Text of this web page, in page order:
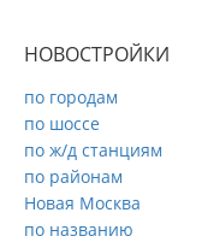
НОВОСТРОЙКИ
по городам
по шоссе
по ж/д станциям
по районам
Новая Москва
по названию